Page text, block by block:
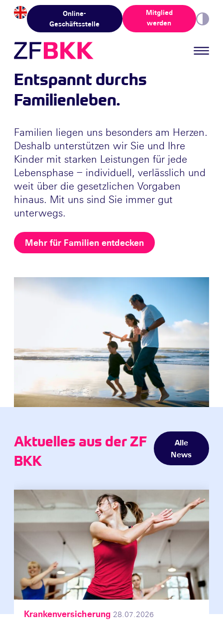
Skip to the contentOnline-
Geschäftsstelle
Mitglied
werden
Entspannt durchs
Familienleben.
Familien liegen uns besonders am Herzen.
Deshalb unterstützen wir Sie und Ihre
Kinder mit starken Leistungen für jede
Lebensphase – individuell, verlässlich und
weit über die gesetzlichen Vorgaben
hinaus. Mit uns sind Sie immer gut
unterwegs.
Mehr für Familien entdecken
Aktuelles aus der ZF
BKK
Alle
News
Krankenversicherung 28.07.2026